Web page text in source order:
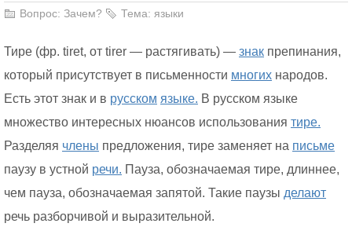
Вопрос: Зачем? Тема: языки
Тире (фр. tiret, от tirer — растягивать) — знак препинания,
который присутствует в письменности многих народов.
Есть этот знак и в русском языке. В русском языке
множество интересных нюансов использования тире.
Разделяя члены предложения, тире заменяет на письме
паузу в устной речи. Пауза, обозначаемая тире, длиннее,
чем пауза, обозначаемая запятой. Такие паузы делают
речь разборчивой и выразительной.